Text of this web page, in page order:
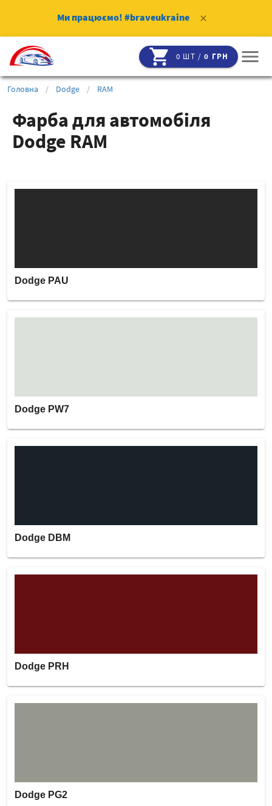
Ми працюємо! #braveukraine clear
shopping_cart 0 ШТ /0 ГРН menu
Головна / Dodge / RAM
Фарба для автомобіля
Dodge RAM
Dodge PAU
Dodge PW7
Dodge DBM
Dodge PRH
Dodge PG2